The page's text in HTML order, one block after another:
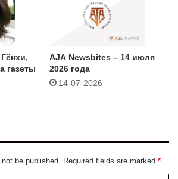
газеты
AJA Newsbites – 14 июля
2026 года
14-07-2026
be published. Required fields are marked *